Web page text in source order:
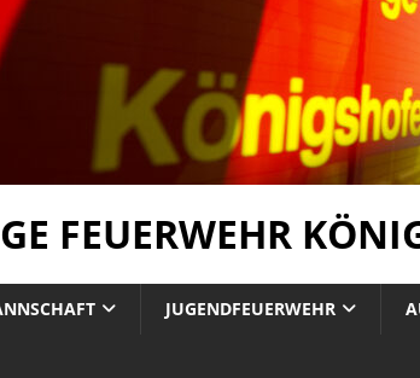
FEUERWEHR
JUGENDFEUERWEHR